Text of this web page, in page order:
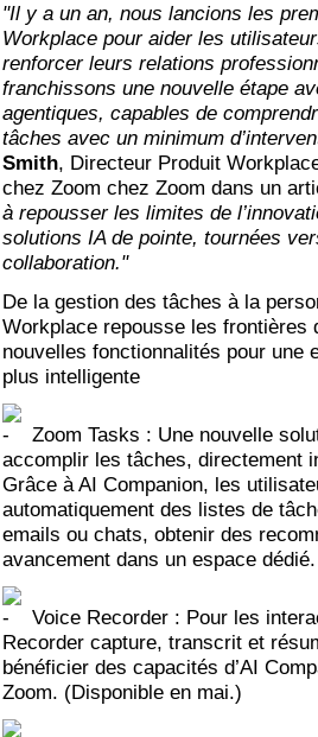
"Il y a un an, nous lancions les
Workplace pour aider les
renforcer leurs relations
franchissons une nouvelle étape
agentiques, capables de
tâches avec un minimum
Smith, Directeur Produit
chez Zoom chez Zoom dans un
à repousser les limites de
solutions IA de pointe, tournées
collaboration."
De la gestion des tâches à la
Workplace repousse les frontières
nouvelles fonctionnalités pour une
plus intelligente
Zoom Tasks : Une nouvelle
accomplir les tâches, directement
Grâce à AI Companion, les
automatiquement des listes de
emails ou chats, obtenir des
avancement dans un espace dédié.
Voice Recorder : Pour les
Recorder capture, transcrit et
bénéficier des capacités d’AI
Zoom. (Disponible en mai.)